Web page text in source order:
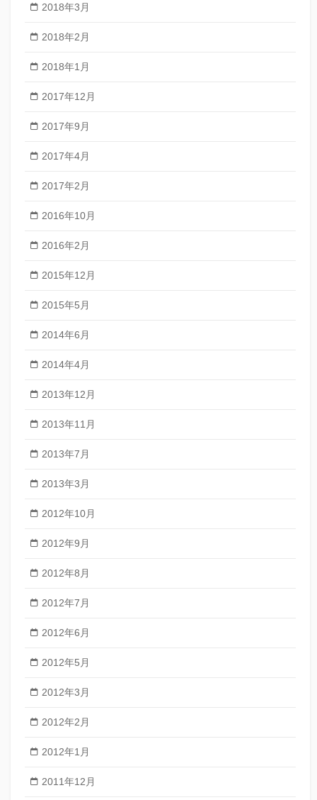
2018年3月
2018年2月
2018年1月
2017年12月
2017年9月
2017年4月
2017年2月
2016年10月
2016年2月
2015年12月
2015年5月
2014年6月
2014年4月
2013年12月
2013年11月
2013年7月
2013年3月
2012年10月
2012年9月
2012年8月
2012年7月
2012年6月
2012年5月
2012年3月
2012年2月
2012年1月
2011年12月